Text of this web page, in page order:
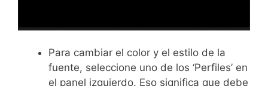
Para cambiar el color y el estilo de la
fuente, seleccione uno de los ‘Perfiles’ en
el panel izquierdo. Eso significa que debe